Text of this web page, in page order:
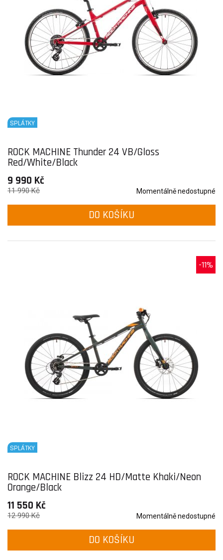
SPLÁTKY
ROCK MACHINE Thunder 24 VB/Gloss
Red/White/Black
9 990 Kč
Momentálně nedostupné
11 990 Kč
DO KOŠÍKU
-11%
SPLÁTKY
ROCK MACHINE Blizz 24 HD/Matte Khaki/Neon
Orange/Black
11 550 Kč
Momentálně nedostupné
12 990 Kč
DO KOŠÍKU